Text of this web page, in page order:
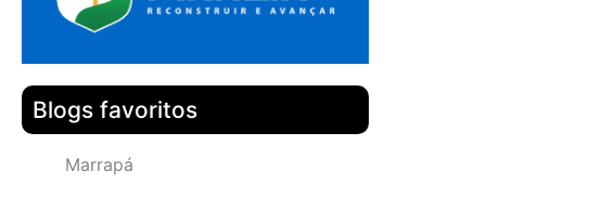
Blogs favoritos
Marrapá